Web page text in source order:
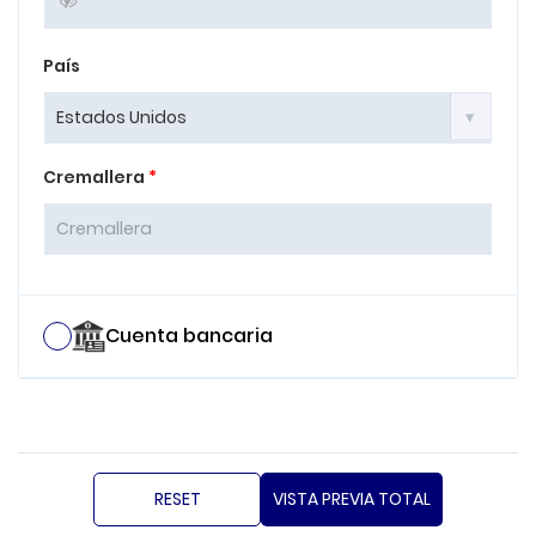
País
Cremallera *
Cuenta bancaria